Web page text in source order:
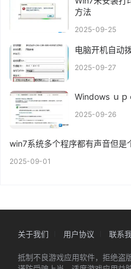
方法
2025-09-25
电脑开机自动
2025-09-27
Windows ｕｐ
2025-09-26
win7系统多个程序都有声音但是
2025-09-01
关于我们 用户协议 联系
抵制不良游戏应用软件，拒绝盗